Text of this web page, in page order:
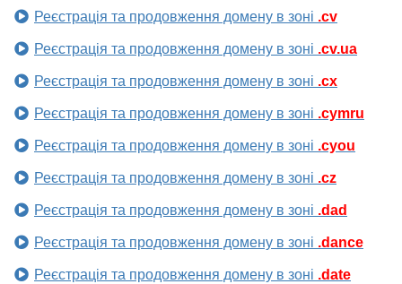
Реєстрація та продовження домену в зоні .cv
Реєстрація та продовження домену в зоні .cv.ua
Реєстрація та продовження домену в зоні .cx
Реєстрація та продовження домену в зоні .cymru
Реєстрація та продовження домену в зоні .cyou
Реєстрація та продовження домену в зоні .cz
Реєстрація та продовження домену в зоні .dad
Реєстрація та продовження домену в зоні .dance
Реєстрація та продовження домену в зоні .date